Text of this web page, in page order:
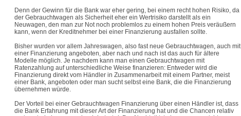
Denn der Gewinn für die Bank war eher gering, bei einem recht hohen Risiko, da
der Gebrauchtwagen als Sicherheit eher ein Wertrisiko darstellt als ein
Neuwagen, den man zur Not noch problemlos zu einem hohen Preis veräußern
kann, wenn der Kreditnehmer bei einer Finanzierung ausfallen sollte.
Bisher wurden vor allem Jahreswagen, also fast neue Gebrauchtwagen, auch mit
einer Finanzierung angeboten, aber nach und nach ist das auch für ältere
Modelle möglich. Je nachdem kann man einen Gebrauchtwagen mit
Ratenzahlung auf unterschiedliche Weise finanzieren: Entweder wird die
Finanzierung direkt vom Händler in Zusammenarbeit mit einem Partner, meist
einer Bank, angeboten oder man sucht selbst eine Bank, die die Finanzierung
übernehmen würde.
Der Vorteil bei einer Gebrauchtwagen Finanzierung über einen Händler ist, dass
die Bank Erfahrung mit dieser Art der Finanzierung hat und die Chancen relativ